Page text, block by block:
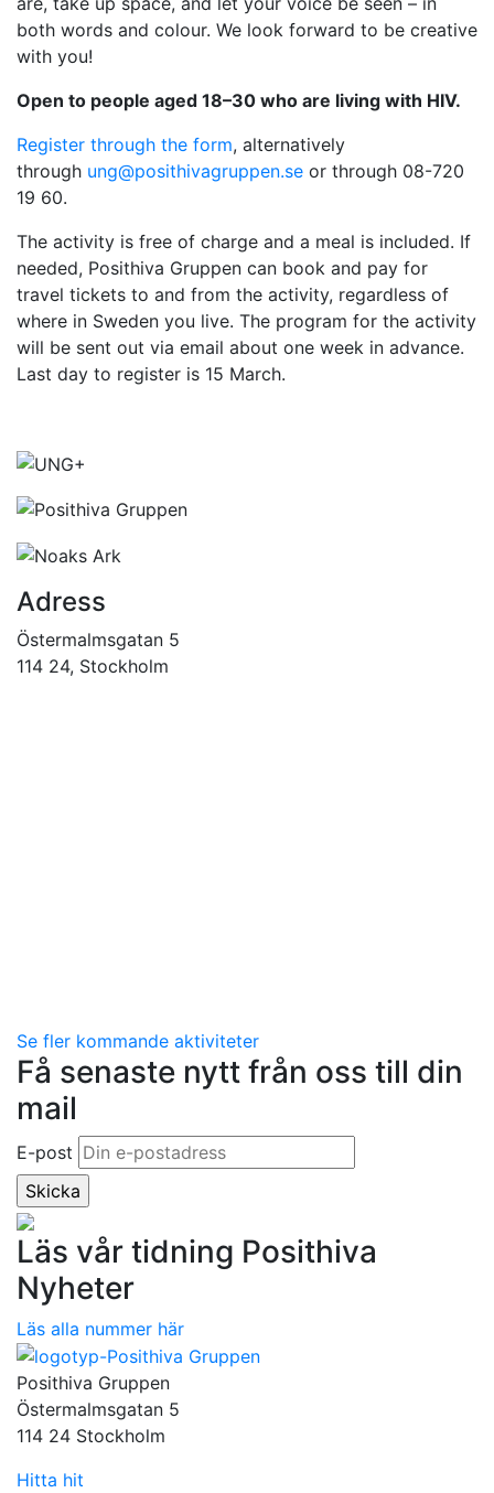
both words and colour. We look forward to be creative
with you!
Open to people aged 18–30 who are living with HIV.
Register through the form, alternatively
through ung@posithivagruppen.se or through 08-720
19 60.
The activity is free of charge and a meal is included. If
needed, Posithiva Gruppen can book and pay for
travel tickets to and from the activity, regardless of
where in Sweden you live. The program for the activity
will be sent out via email about one week in advance.
Last day to register is 15 March.
Adress
Östermalmsgatan 5
114 24, Stockholm
Se fler kommande aktiviteter
Få senaste nytt från oss till din
mail
E-post
Läs vår tidning Posithiva
Nyheter
Läs alla nummer här
Posithiva Gruppen
Östermalmsgatan 5
114 24 Stockholm
Hitta hit